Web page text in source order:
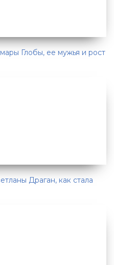
Глобы, ее мужья и рост
Драган, как стала